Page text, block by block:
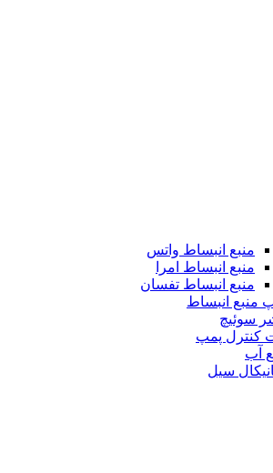
منبع انبساط واتس
منبع انبساط امرا
منبع انبساط تفسان
منبع انبساط
سوئیچ
کنترل پمپ
آب
سیل